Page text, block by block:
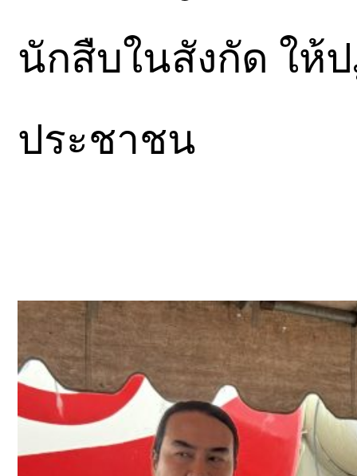
นักสืบในสังกัด ให้
ประชาชน